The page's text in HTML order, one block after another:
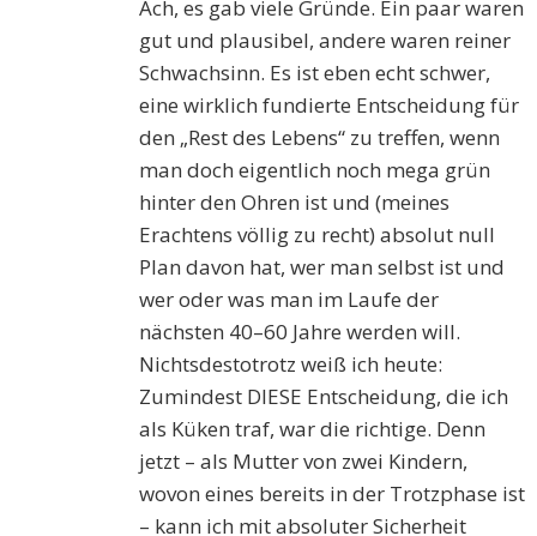
Ach, es gab viele Gründe. Ein paar waren
gut und plausibel, andere waren reiner
Schwachsinn. Es ist eben echt schwer,
eine wirklich fundierte Entscheidung für
den „Rest des Lebens“ zu treffen, wenn
man doch eigentlich noch mega grün
hinter den Ohren ist und (meines
Erachtens völlig zu recht) absolut null
Plan davon hat, wer man selbst ist und
wer oder was man im Laufe der
nächsten 40–60 Jahre werden will.
Nichtsdestotrotz weiß ich heute:
Zumindest DIESE Entscheidung, die ich
als Küken traf, war die richtige. Denn
jetzt – als Mutter von zwei Kindern,
wovon eines bereits in der Trotzphase ist
– kann ich mit absoluter Sicherheit